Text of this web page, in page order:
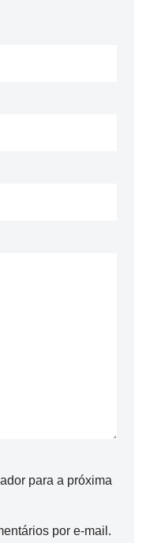
para a próxima
por e-mail.